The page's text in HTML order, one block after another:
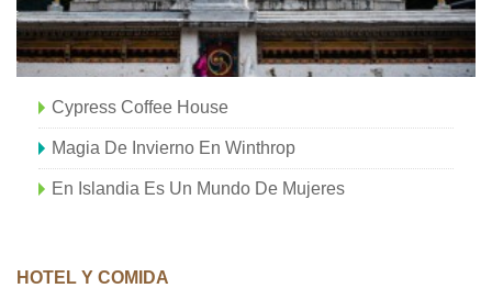
Cypress Coffee House
Magia De Invierno En Winthrop
En Islandia Es Un Mundo De Mujeres
HOTEL Y COMIDA